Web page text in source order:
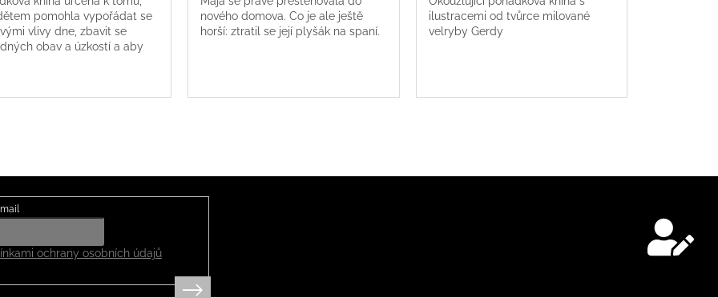
pomohla vypořádat se
vlivy dne, zbavit se
obav a úzkostí a aby
nového domova. Co je ale ještě
horší: ztratil se její plyšák na spaní.
ilustracemi od tvůrce milované
velryby Gerdy
ochrany osobních údajů